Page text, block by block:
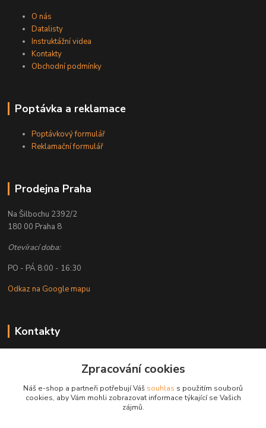
O nás
Datalisty
Instruktážní videa
Kontakty
Obchodní podmínky
Poptávka a reklamace
Poptávkový formulář
Reklamační formulář
Prodejna Praha
Na Šilbochu 2392/2
180 00 Praha 8
Otevírací doba:
PO - PÁ 8:00 - 16:30
Odkaz na Google mapu
Kontakty
+ 420 608 777 028
obchod@golemreklama.cz
Zpracování cookies
Náš e-shop a partneři potřebují Váš souhlas s použitím souborů
cookies, aby Vám mohli zobrazovat informace týkající se Vašich
zájmů.